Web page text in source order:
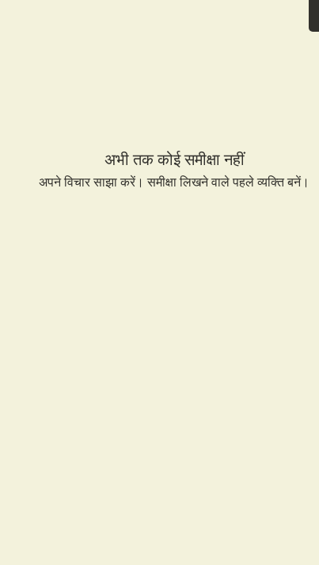
अभी तक कोई समीक्षा नहीं
अपने विचार साझा करें। समीक्षा लिखने वाले पहले व्यक्ति बनें।